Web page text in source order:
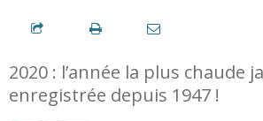
2020 : l’année la plus chaude
enregistrée depuis 1947 !